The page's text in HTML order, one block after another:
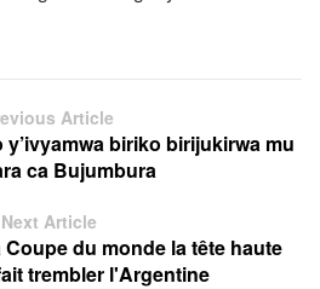
Article
biriko birijukirwa mu
ca Bujumbura
Next Article
du monde la tête haute
trembler l'Argentine